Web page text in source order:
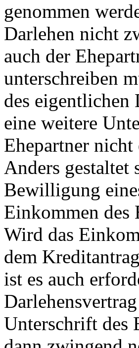
genommen
Darlehen nicht
auch der
unterschreiben
des eigentlichen
eine weitere
Ehepartner
Anders gestaltet
Bewilligung
Einkommen des
Wird das
dem
ist es auch
Unterschrift des